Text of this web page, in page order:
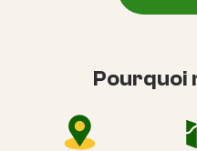
Pourquoi